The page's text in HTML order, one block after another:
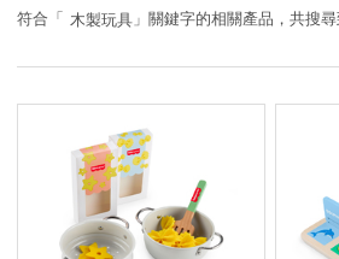
符合「 木製玩具 」關鍵字的相關產品，共搜尋